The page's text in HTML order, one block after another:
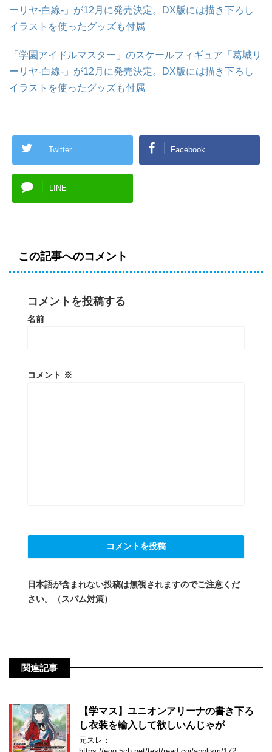
ーリヤ-白線-」が12月に発売決定。DX版には描き下ろし
イラストを使ったグッズも付属
「学園アイドルマスター」のスケールフィギュア「葛城リ
ーリヤ-白線-」が12月に発売決定。DX版には描き下ろし
イラストを使ったグッズも付属
Twitter Facebook
LINE
この記事へのコメント
コメントを投稿する
名前
コメント ※
日本語が含まれない投稿は無視されますのでご注意くだ
さい。（スパム対策）
関連記事
【学マス】ユニオンアリーナの書き下ろ
し衣装を輸入して欲しいんじゃが
元スレ：